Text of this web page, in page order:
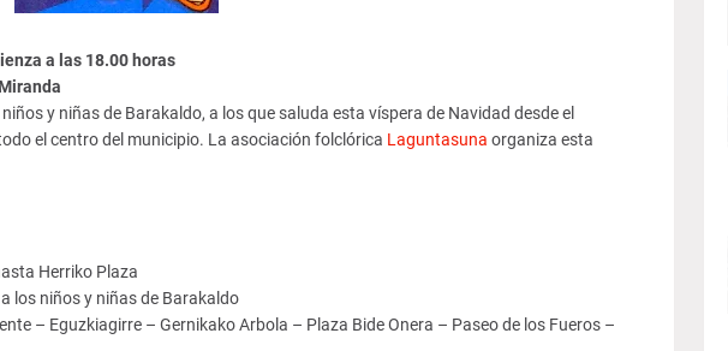
a las 18.00 horas
y niñas de Barakaldo, a los que saluda esta víspera de Navidad desde el
el centro del municipio. La asociación folclórica Laguntasuna organiza esta
Herriko Plaza
los niños y niñas de Barakaldo
– Eguzkiagirre – Gernikako Arbola – Plaza Bide Onera – Paseo de los Fueros –